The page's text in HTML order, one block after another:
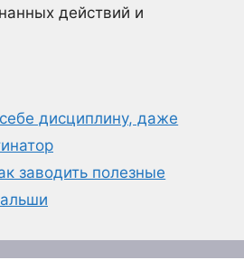
действий и
дисциплину, даже
заводить полезные